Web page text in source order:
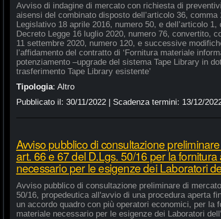
Avviso di indagine di mercato con richiesta di
aisensi del combinato disposto dell’articolo 36,
Legislativo 18 aprile 2016, numero 50, e dell’articolo
Decreto Legge 16 luglio 2020, numero 76, convertito,
11 settembre 2020, numero 120, e successive
l’affidamento del contratto di ‘Fornitura materiale
potenziamento –upgrade del sistema Tape Library in
trasferimento Tape Library esistente’
Tipologia: Altro
Pubblicato il: 30/11/2022| Scadenza termini: 13/12/
Avviso pubblico di consultazione
art. 66 e 67 del D.Lgs. 50/16 per la
necessario per le esigenze dei Laboratori
Avviso pubblico di consultazione preliminare di
50/16, propedeutica all'avvio di una procedura aperta
un accordo quadro con più operatori economici, per la
materiale necessario per le esigenze dei Laboratori